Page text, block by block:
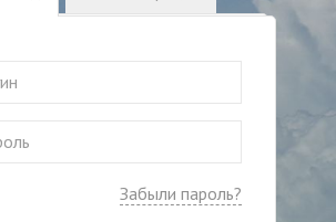
Забыли пароль?